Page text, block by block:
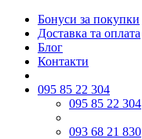
Бонуси за покупки
Доставка та оплата
Блог
Контакти
095 85 22 304
095 85 22 304
093 68 21 830